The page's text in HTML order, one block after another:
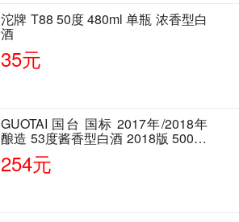
沱牌 T88 50度 480ml 单瓶 浓香型白
酒
35元
GUOTAI 国台 国标 2017年/2018年
酿造 53度酱香型白酒 2018版 500ml
单瓶装
254元